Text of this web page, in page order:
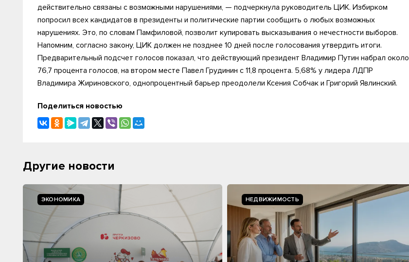
действительно связаны с возможными нарушениями, — подчеркнула руководитель ЦИК. Избирком
попросил всех кандидатов в президенты и политические партии сообщить о любых возможных
нарушениях. Это, по словам Памфиловой, позволит купировать высказывания о нечестности выборов.
Напомним, согласно закону, ЦИК должен не позднее 10 дней после голосования утвердить итоги.
Предварительный подсчет голосов показал, что действующий президент Владимир Путин набрал около
76,7 процента голосов, на втором месте Павел Грудинин с 11,8 процента. 5,68% у лидера ЛДПР
Владимира Жириновского, однопроцентный барьер преодолели Ксения Собчак и Григорий Явлинский.
Поделиться новостью
Другие новости
ЭКОНОМИКА НЕДВИЖИМОСТЬ